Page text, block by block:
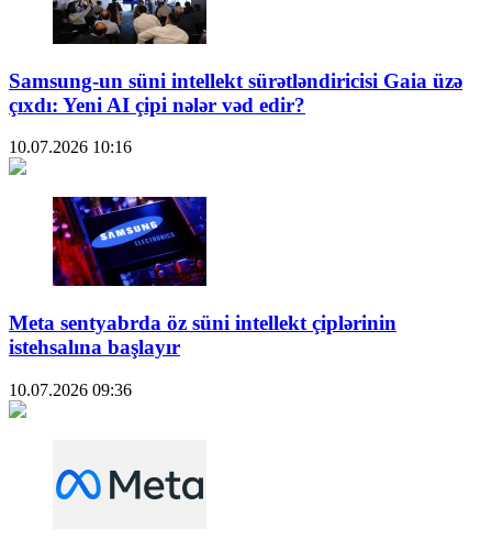
Samsung-un süni intellekt sürətləndiricisi Gaia üzə
çıxdı: Yeni AI çipi nələr vəd edir?
10.07.2026 10:16
Meta sentyabrda öz süni intellekt çiplərinin
istehsalına başlayır
10.07.2026 09:36